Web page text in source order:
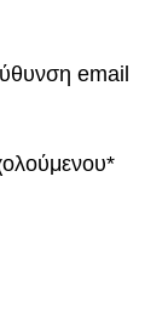
email
*